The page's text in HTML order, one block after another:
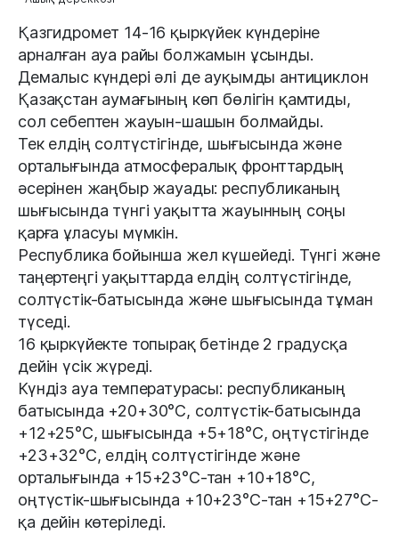
Қазгидромет 14-16 қыркүйек күндеріне
арналған ауа райы болжамын ұсынды.
Демалыс күндері әлі де ауқымды антициклон
Қазақстан аумағының көп бөлігін қамтиды,
сол себептен жауын-шашын болмайды.
Тек елдің солтүстігінде, шығысында және
орталығында атмосфералық фронттардың
әсерінен жаңбыр жауады: республиканың
шығысында түнгі уақытта жауынның соңы
қарға ұласуы мүмкін.
Республика бойынша жел күшейеді. Түнгі және
таңертеңгі уақыттарда елдің солтүстігінде,
солтүстік-батысында және шығысында тұман
түседі.
16 қыркүйекте топырақ бетінде 2 градусқа
дейін үсік жүреді.
Күндіз ауа температурасы: республиканың
батысында +20+30°С, солтүстік-батысында
+12+25°С, шығысында +5+18°С, оңтүстігінде
+23+32°С, елдің солтүстігінде және
орталығында +15+23°С-тан +10+18°С,
оңтүстік-шығысында +10+23°С-тан +15+27°С-
қа дейін көтеріледі.